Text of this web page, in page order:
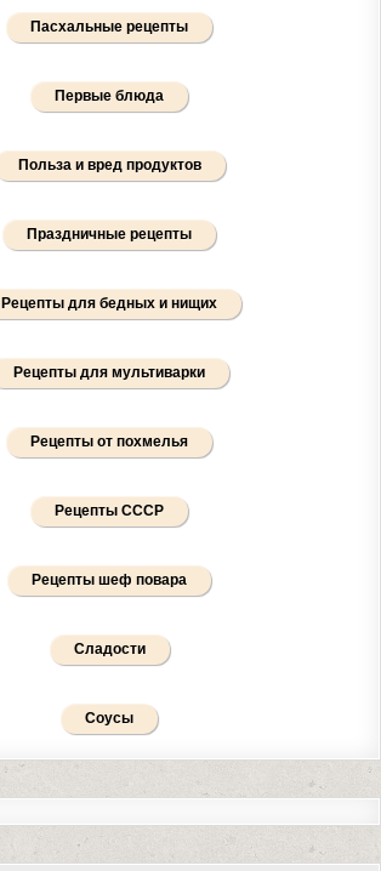
Пасхальные рецепты
Первые блюда
Польза и вред продуктов
Праздничные рецепты
Рецепты для бедных и нищих
Рецепты для мультиварки
Рецепты от похмелья
Рецепты СССР
Рецепты шеф повара
Сладости
Соусы